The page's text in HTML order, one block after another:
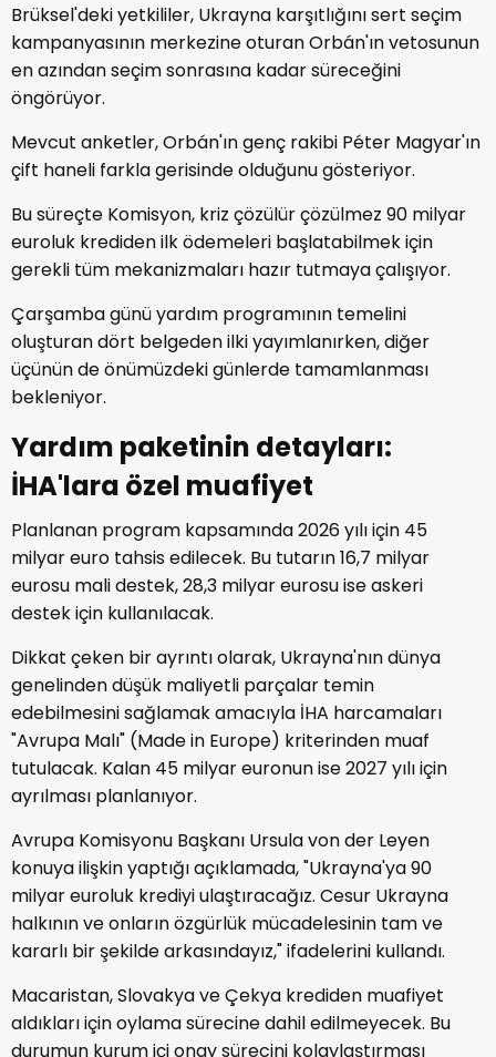
Brüksel'deki yetkililer, Ukrayna karşıtlığını sert seçim
kampanyasının merkezine oturan Orbán'ın vetosunun
en azından seçim sonrasına kadar süreceğini
öngörüyor.
Mevcut anketler, Orbán'ın genç rakibi Péter Magyar'ın
çift haneli farkla gerisinde olduğunu gösteriyor.
Bu süreçte Komisyon, kriz çözülür çözülmez 90 milyar
euroluk krediden ilk ödemeleri başlatabilmek için
gerekli tüm mekanizmaları hazır tutmaya çalışıyor.
Çarşamba günü yardım programının temelini
oluşturan dört belgeden ilki yayımlanırken, diğer
üçünün de önümüzdeki günlerde tamamlanması
bekleniyor.
Yardım paketinin detayları:
İHA'lara özel muafiyet
Planlanan program kapsamında 2026 yılı için 45
milyar euro tahsis edilecek. Bu tutarın 16,7 milyar
eurosu mali destek, 28,3 milyar eurosu ise askeri
destek için kullanılacak.
Dikkat çeken bir ayrıntı olarak, Ukrayna'nın dünya
genelinden düşük maliyetli parçalar temin
edebilmesini sağlamak amacıyla İHA harcamaları
"Avrupa Malı" (Made in Europe) kriterinden muaf
tutulacak. Kalan 45 milyar euronun ise 2027 yılı için
ayrılması planlanıyor.
Avrupa Komisyonu Başkanı Ursula von der Leyen
konuya ilişkin yaptığı açıklamada, "Ukrayna'ya 90
milyar euroluk krediyi ulaştıracağız. Cesur Ukrayna
halkının ve onların özgürlük mücadelesinin tam ve
kararlı bir şekilde arkasındayız," ifadelerini kullandı.
Macaristan, Slovakya ve Çekya krediden muafiyet
aldıkları için oylama sürecine dahil edilmeyecek. Bu
durumun kurum içi onay sürecini kolaylaştırması